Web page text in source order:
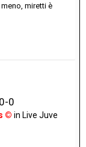
miretti è
0
© in Live Juve